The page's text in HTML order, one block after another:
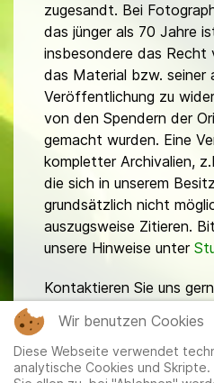
zugesandt. Bei
das jünger als 70 Jahre
insbesondere das Recht
das Material bzw. seiner
Veröffentlichung zu
von den Spendern der
gemacht wurden. Eine
kompletter Archivalien,
die sich in unserem
grundsätzlich nicht
auszugsweise Zitieren.
unsere Hinweise unter
Kontaktieren Sie uns
Wir benutzen Cookies
Diese Webseite verwendet
analytische Cookies und